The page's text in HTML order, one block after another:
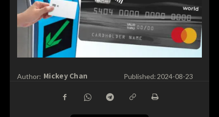
Author: Mickey Chan Published: 2024-08-23